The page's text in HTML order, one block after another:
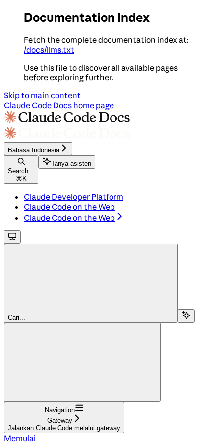
Documentation Index
Fetch the complete documentation index at:
/docs/llms.txt
Use this file to discover all available pages
before exploring further.
Skip to main content
Claude Code Docs home page
Bahasa Indonesia
Search...
⌘ K
Tanya asisten
Claude Developer Platform
Claude Code on the Web
Claude Code on the Web
Cari...
Navigation
Gateway
Jalankan Claude Code melalui gateway
Memulai